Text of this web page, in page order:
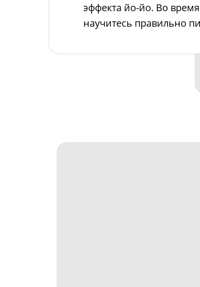
эффекта йо-йо. Во
научитесь правильно